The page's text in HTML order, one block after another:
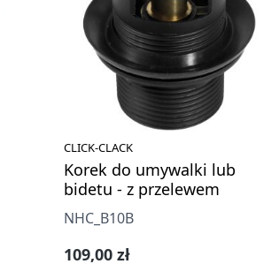
CLICK-CLACK
Korek do umywalki lub
bidetu - z przelewem
NHC_B10B
Cena regularna:
109,00 zł